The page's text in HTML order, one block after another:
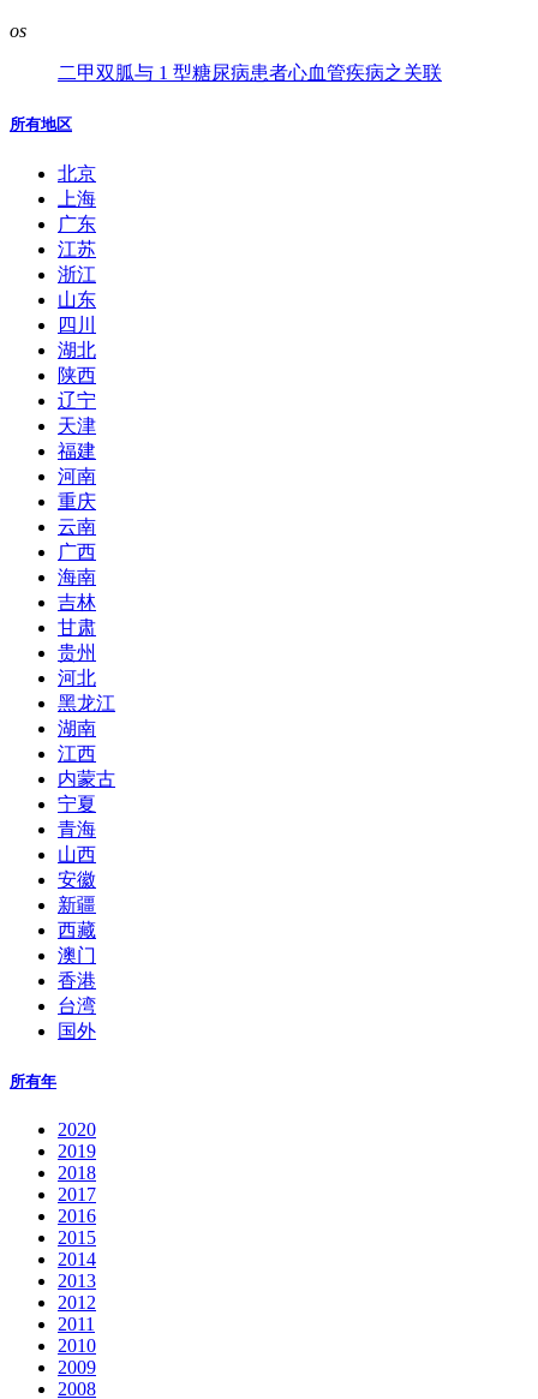
os
二甲双胍与 1 型糖尿病患者心血管疾病之关联
所有地区
北京
上海
广东
江苏
浙江
山东
四川
湖北
陕西
辽宁
天津
福建
河南
重庆
云南
广西
海南
吉林
甘肃
贵州
河北
黑龙江
湖南
江西
内蒙古
宁夏
青海
山西
安徽
新疆
西藏
澳门
香港
台湾
国外
所有年
2020
2019
2018
2017
2016
2015
2014
2013
2012
2011
2010
2009
2008